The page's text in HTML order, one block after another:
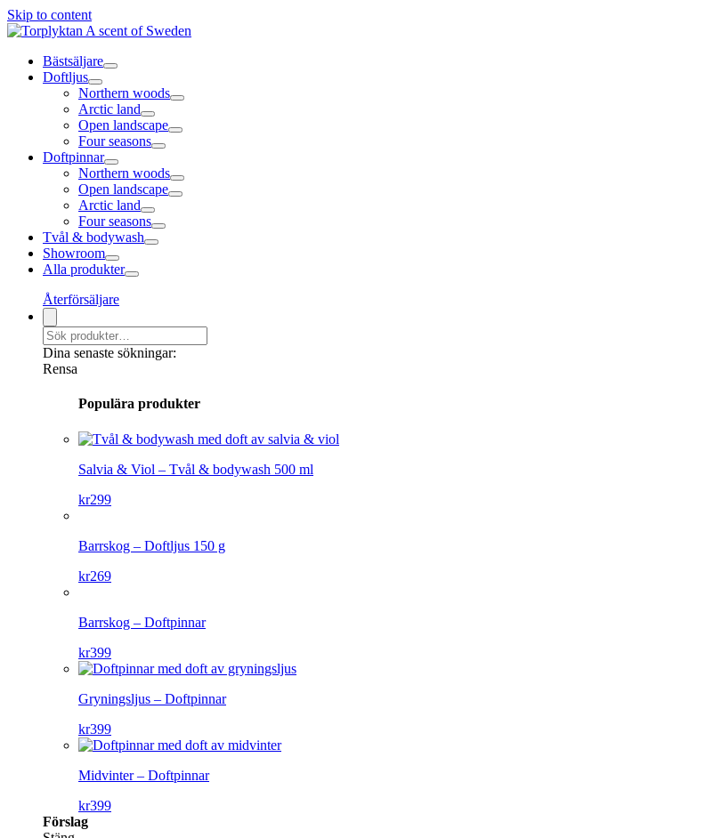
Skip to content
Bästsäljare
Doftljus
Northern woods
Arctic land
Open landscape
Four seasons
Doftpinnar
Northern woods
Open landscape
Arctic land
Four seasons
Tvål & bodywash
Showroom
Alla produkter
Återförsäljare
Dina senaste sökningar:
Rensa
Populära produkter
Salvia & Viol – Tvål & bodywash 500 ml
kr299
Barrskog – Doftljus 150 g
kr269
Barrskog – Doftpinnar
kr399
Gryningsljus – Doftpinnar
kr399
Midvinter – Doftpinnar
kr399
Förslag